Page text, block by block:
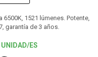
6500K, 1521 lúmenes. Potente,
garantía de 3 años.
ES